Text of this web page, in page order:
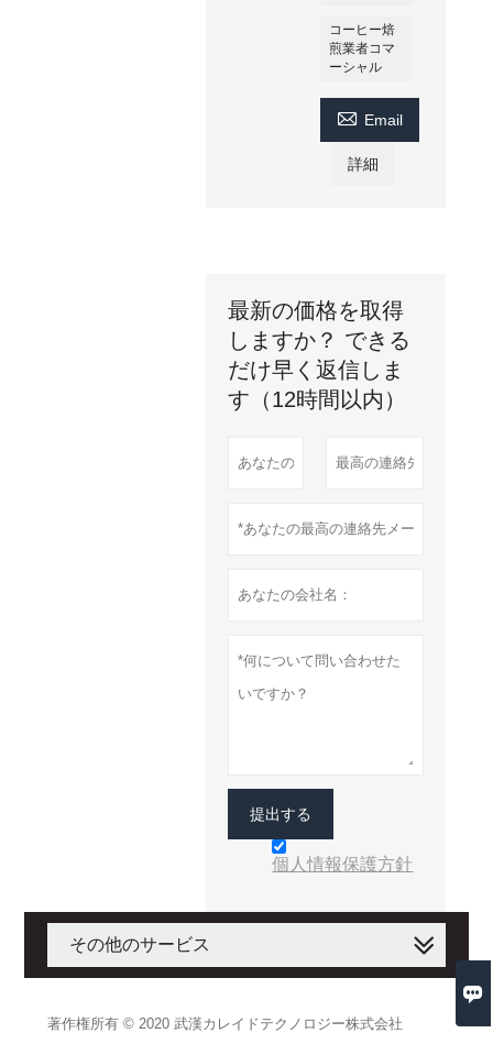

コーヒー焙
煎業者コマ
ーシャル
 Email
詳細
最新の価格を取得
しますか？ できる
だけ早く返信しま
す（12時間以内）
提出する
個人情報保護方針
その他のサービス
著作権所有 © 2020 武漢カレイドテクノロジー株式会社